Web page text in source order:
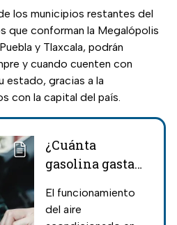
los municipios restantes del
que conforman la Megalópolis
y Tlaxcala, podrán
y cuando cuenten con
estado, gracias a la
con la capital del país.
¿Cuánta
gasolina gasta
acondicionado
del auto?
El funcionamiento
del aire